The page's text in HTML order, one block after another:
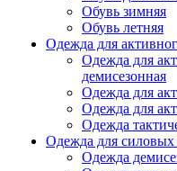
Обувь зимняя
Обувь летняя
Одежда для
Одежда для
демисезонная
Одежда для
Одежда для
Одежда
Одежда для силовых
Одежда